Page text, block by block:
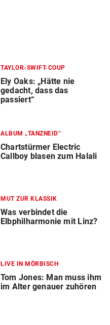
TAYLOR-SWIFT-COUP
Ely Oaks: „Hätte nie
gedacht, dass das
passiert“
ALBUM „TANZNEID“
Chartstürmer Electric
Callboy blasen zum Halali
MUT ZUR KLASSIK
Was verbindet die
Elbphilharmonie mit Linz?
LIVE IN MÖRBISCH
Tom Jones: Man muss ihm
im Alter genauer zuhören